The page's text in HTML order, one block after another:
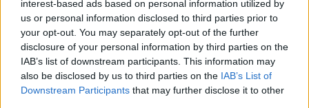
interest-based ads based on personal information utilized by
us or personal information disclosed to third parties prior to
your opt-out. You may separately opt-out of the further
disclosure of your personal information by third parties on the
IAB’s list of downstream participants. This information may
also be disclosed by us to third parties on the IAB’s List of
Downstream Participants that may further disclose it to other
uralják annyira a cselekményt, mint a
Lostban a szereplők előéletéről és jövőjéről
szóló flash-ek. A két sorozat összevetését az
is indokolhatja, hogy a színészek között van
némi átfedés. A főszereplők között ugyanis
ott van a Lost Pennelope Widmore-ja, Sonya